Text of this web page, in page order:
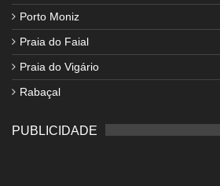
Porto Moniz
Praia do Faial
Praia do Vigário
Rabaçal
PUBLICIDADE